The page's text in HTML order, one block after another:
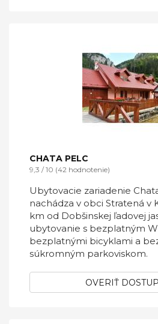
CHATA PELC
9,3 / 10 (42 hodnotenie)
Ubytovacie zariadenie
nachádza v obci Stratená v
km od Dobšinskej ľadovej
ubytovanie s bezplatným
bezplatnými bicyklami a
súkromným parkoviskom.
OVERIŤ